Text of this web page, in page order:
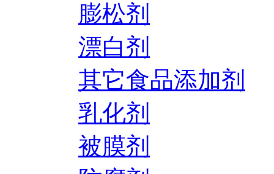
膨松剂
漂白剂
其它食品添加剂
乳化剂
被膜剂